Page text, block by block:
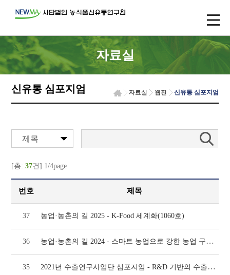
자료실
신유통 심포지엄 자료실 웹진 신유통 심포지엄
제목
[총:37건] 1/4page
번호 제목
37 농업·농촌의 길 2025 - K-Food 세계화(1060호)
36 농업·농촌의 길 2024 - 스마트 농업으로 강한 농업 구현(1012호)
35 2021년 수출연구사업단 심포지엄 - R&D 기반의 수출성과 공유(868호)